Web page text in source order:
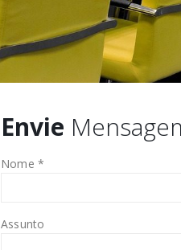
Envie
Nome *
Assunto